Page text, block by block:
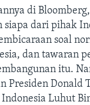
di
siapa dari pihak
soal
dan tawaran
itu.
Presiden Donald
Indonesia Luhut